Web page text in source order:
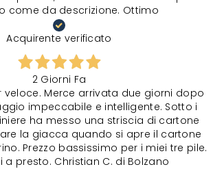
come da descrizione. Ottimo
Acquirente verificato
2 Giorni Fa
veloce. Merce arrivata due giorni dopo
impeccabile e intelligente. Sotto i
ha messo una striscia di cartone
la giacca quando si apre il cartone
Prezzo bassissimo per i miei tre pile.
a presto. Christian C. di Bolzano